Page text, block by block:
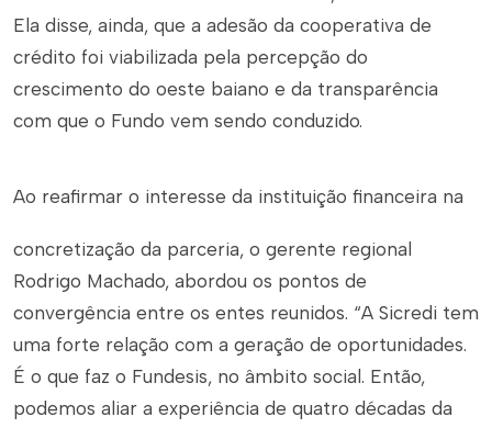
Ela disse, ainda, que a adesão da cooperativa de
crédito foi viabilizada pela percepção do
crescimento do oeste baiano e da transparência
com que o Fundo vem sendo conduzido.
Ao reafirmar o interesse da instituição financeira na
concretização da parceria, o gerente regional
Rodrigo Machado, abordou os pontos de
convergência entre os entes reunidos. “A Sicredi tem
uma forte relação com a geração de oportunidades.
É o que faz o Fundesis, no âmbito social. Então,
podemos aliar a experiência de quatro décadas da